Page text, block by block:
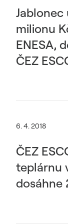
Jablonec
milionu
ENESA,
ČEZ
6. 4. 2018
ČEZ
teplárnu
dosáhne